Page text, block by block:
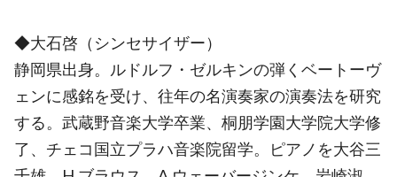
◆大石啓（シンセサイザー）
静岡県出身。ルドルフ・ゼルキンの弾くベートーヴ
ェンに感銘を受け、往年の名演奏家の演奏法を研究
する。武蔵野音楽大学卒業、桐朋学園大学院大学修
了、チェコ国立プラハ音楽院留学。ピアノを大谷三